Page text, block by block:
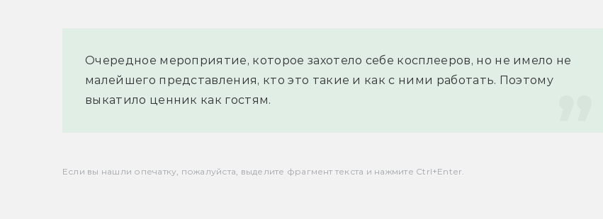
Очередное мероприятие, которое захотело себе косплееров, но не имело не
малейшего представления, кто это такие и как с ними работать. Поэтому
выкатило ценник как гостям.
Если вы нашли опечатку, пожалуйста, выделите фрагмент текста и нажмите Ctrl+Enter.